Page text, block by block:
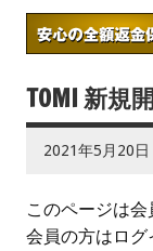
TOMI 新規
2021年5月20日
このページは会
会員の方はログ